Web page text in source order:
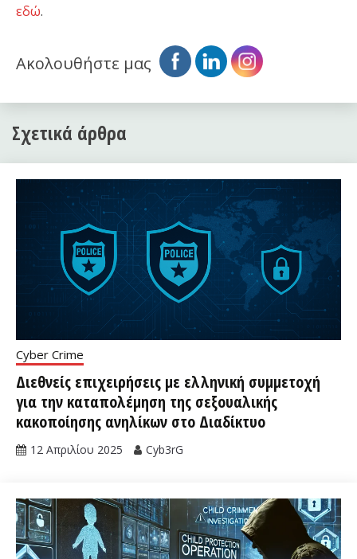
εδώ.
Ακολουθήστε μας
Σχετικά άρθρα
Cyber Crime
Διεθνείς επιχειρήσεις με ελληνική συμμετοχή
για την καταπολέμηση της σεξουαλικής
κακοποίησης ανηλίκων στο Διαδίκτυο
12 Απριλίου 2025 Cyb3rG